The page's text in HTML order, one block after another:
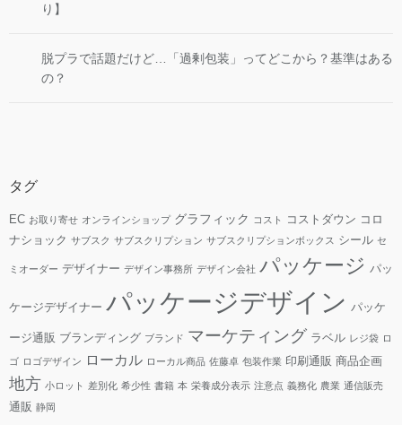
り】
脱プラで話題だけど…「過剰包装」ってどこから？基準はある
の？
タグ
EC お取り寄せ オンラインショップ グラフィック コスト コストダウン コロ
ナショック サブスク サブスクリプション サブスクリプションボックス シール セ
ミオーダー デザイナー デザイン事務所 デザイン会社 パッケージ パッ
ケージデザイナー パッケージデザイン パッケ
ージ通販 ブランディング ブランド マーケティング ラベル レジ袋 ロ
ゴ ロゴデザイン ローカル ローカル商品 佐藤卓 包装作業 印刷通販 商品企画
地方 小ロット 差別化 希少性 書籍 本 栄養成分表示 注意点 義務化 農業 通信販売
通販 静岡